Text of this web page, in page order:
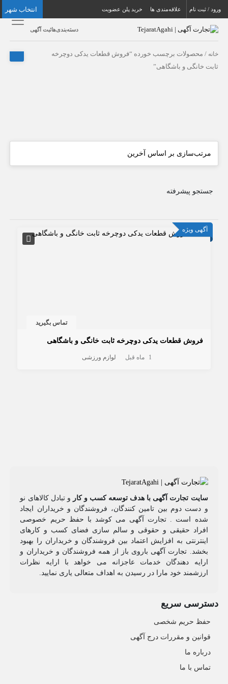
انتخاب شهر ورود / ثبت نام علاقه‌مندی ها خرید پلن عضویت
دسته‌بندی‌هاثبت آگهی
خانه / محصولات برچسب خورده “فروش قطعات یدکی دوچرخه
ثابت خانگی و باشگاهی”
جستجو پیشرفته
آگهی ویژه
تماس بگیرید
فروش قطعات یدکی دوچرخه ثابت خانگی و باشگاهی
1 ماه قبل لوازم ورزشی
سایت تجارت آگهی با هدف توسعه کسب و کار و تبادل کالاهای نو
و دست دوم بین تامین کنندگان، فروشندگان و خریداران ایجاد
شده است . تجارت آگهی می کوشد با حفظ حریم خصوصی
افراد حقیقی و حقوقی و سالم سازی فضای کسب و کارهای
اینترنتی به افزایش اعتماد بین فروشندگان و خریداران را بهبود
بخشد. تجارت آگهی باروی باز از همه فروشندگان و خریداران و
ارایه دهندگان خدمات عاجزانه می خواهد با ارایه نظرات
ارزشمند خود مارا در رسیدن به اهداف متعالی یاری نمایید.
دسترسی سریع
حفظ حریم شخصی
قوانین و مقررات درج آگهی
درباره ما
تماس با ما